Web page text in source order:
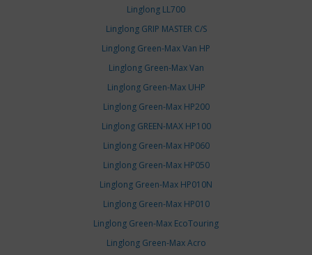
Linglong LL700
Linglong GRIP MASTER C/S
Linglong Green-Max Van HP
Linglong Green-Max Van
Linglong Green-Max UHP
Linglong Green-Max HP200
Linglong GREEN-MAX HP100
Linglong Green-Max HP060
Linglong Green-Max HP050
Linglong Green-Max HP010N
Linglong Green-Max HP010
Linglong Green-Max EcoTouring
Linglong Green-Max Acro